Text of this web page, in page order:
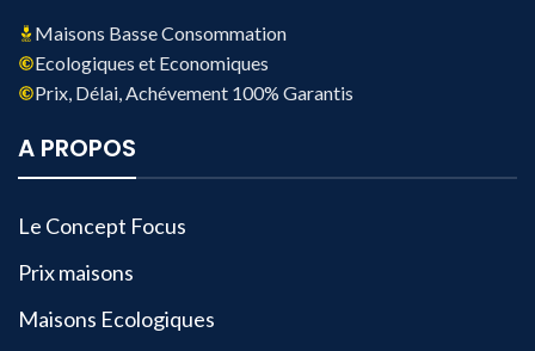
Maisons Basse Consommation
Ecologiques et Economiques
Prix, Délai, Achévement 100% Garantis
A PROPOS
Le Concept Focus
Prix maisons
Maisons Ecologiques